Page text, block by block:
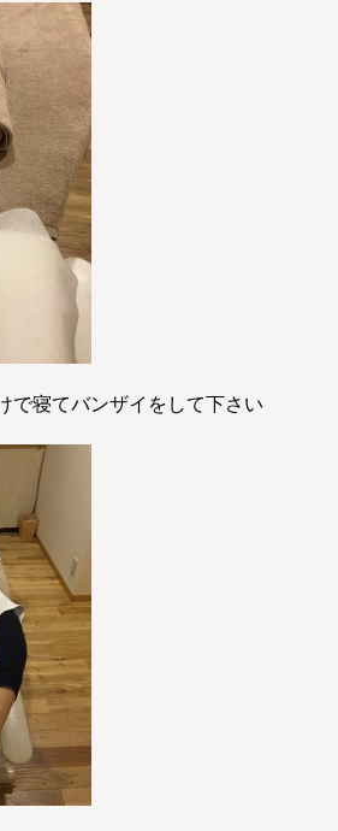
で寝てバンザイをして下さい